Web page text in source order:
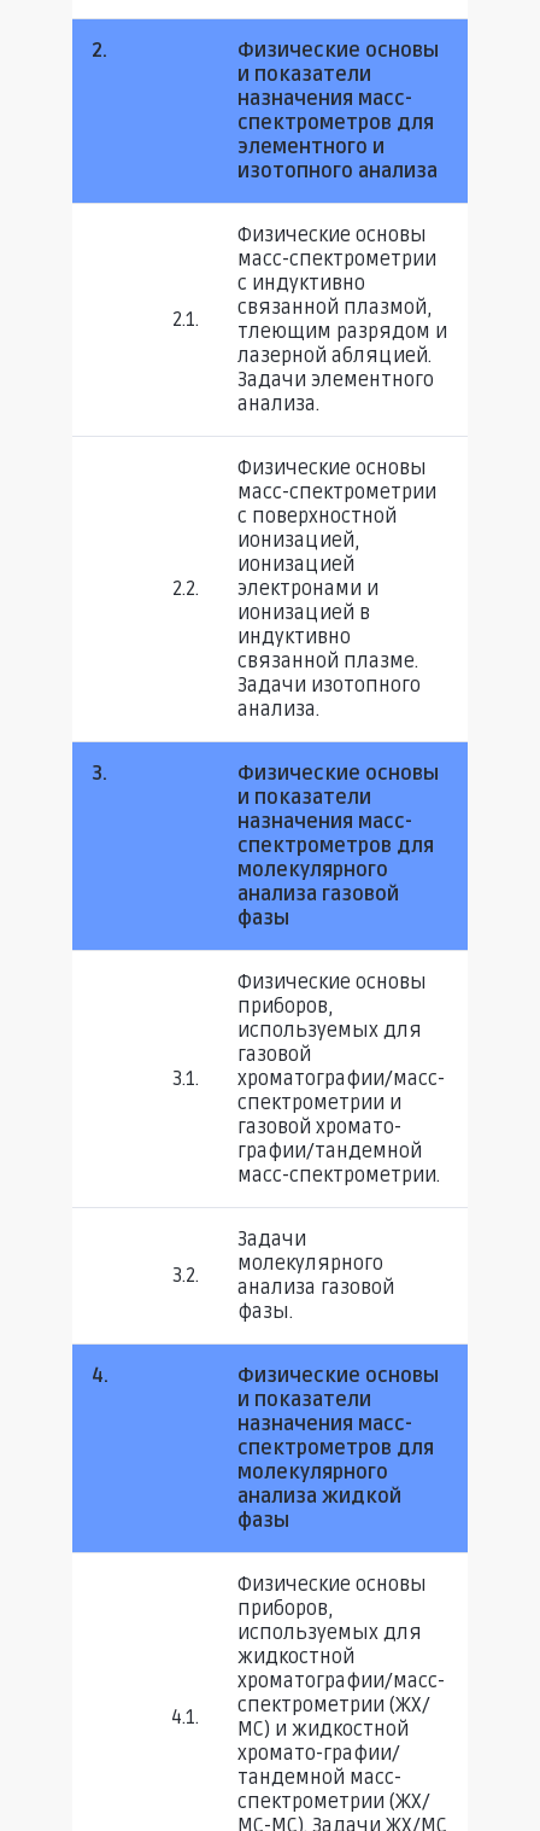
2.
Физические основы
и показатели
назначения масс-
спектрометров для
элементного и
изотопного анализа
2.1.
Физические основы
масс-спектрометрии
с индуктивно
связанной плазмой,
тлеющим разрядом и
лазерной абляцией.
Задачи элементного
анализа.
2.2.
Физические основы
масс-спектрометрии
с поверхностной
ионизацией,
ионизацией
электронами и
ионизацией в
индуктивно
связанной плазме.
Задачи изотопного
анализа.
3.
Физические основы
и показатели
назначения масс-
спектрометров для
молекулярного
анализа газовой
фазы
3.1.
Физические основы
приборов,
используемых для
газовой
хроматографии/масс-
спектрометрии и
газовой хромато­
графии/тандемной
масс-спектрометрии.
3.2.
Задачи
молекулярного
анализа газовой
фазы.
4.
Физические основы
и показатели
назначения масс-
спектрометров для
молекулярного
анализа жидкой
фазы
4.1.
Физические основы
приборов,
используемых для
жидкостной
хроматографии/масс-
спектрометрии (ЖХ/
МС) и жидкостной
хромато-графии/
тандемной масс-
спектрометрии (ЖХ/
МС-МС). Задачи ЖХ/МС